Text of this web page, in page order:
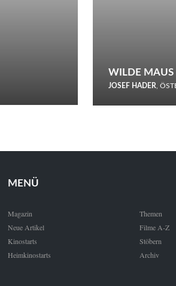
WILDE MAUS
JOSEF HADER,
Schnee.
MENÜ
Magazin
Neue Artikel
Kinostarts
Heimkinostarts
Themen
Filme A-Z
Stöbern
Archiv